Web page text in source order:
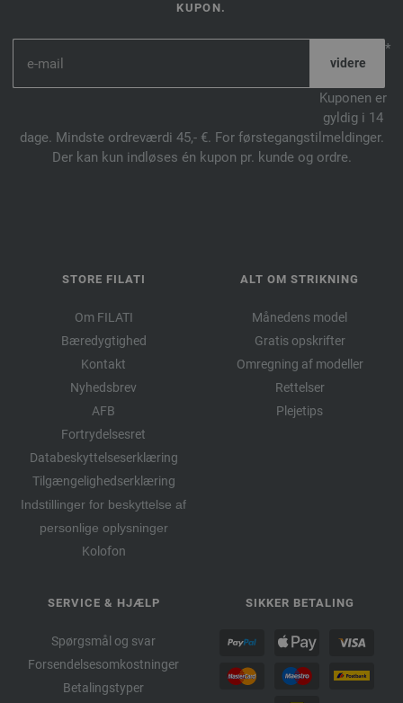
KUPON.
*
Kuponen er
gyldig i 14
dage. Mindste ordreværdi 45,- €. For førstegangstilmeldinger.
Der kan kun indløses én kupon pr. kunde og ordre.
STORE FILATI
Om FILATI
Bæredygtighed
Kontakt
Nyhedsbrev
AFB
Fortrydelsesret
Databeskyttelseserklæring
Tilgængelighedserklæring
Indstillinger for beskyttelse af
personlige oplysninger
Kolofon
ALT OM STRIKNING
Månedens model
Gratis opskrifter
Omregning af modeller
Rettelser
Plejetips
SERVICE & HJÆLP
Spørgsmål og svar
Forsendelsesomkostninger
Betalingstyper
SIKKER BETALING